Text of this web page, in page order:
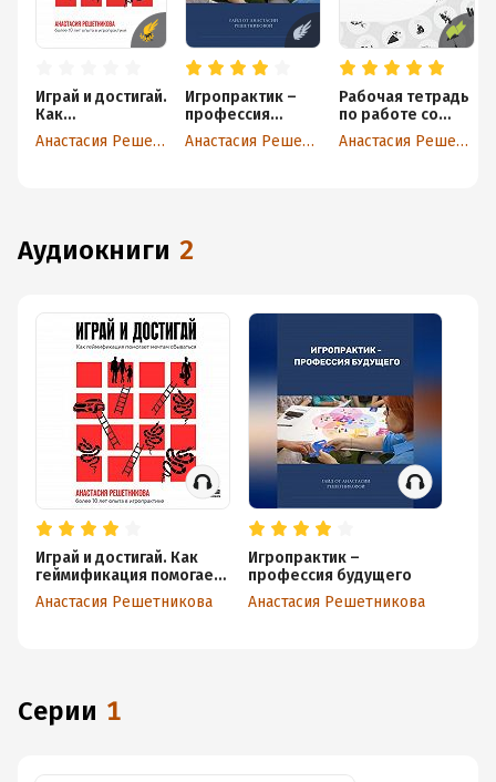
Играй и достигай.
Как
геймификация
помогает мечтам
Анастасия Решетникова
Игропрактик –
профессия
будущего
Анастасия Решетникова
Рабочая тетрадь
по работе со
стрессом
Анастасия Решетникова
аудиокниги 2
Играй и достигай. Как
геймификация помогает
мечтам сбываться
Анастасия Решетникова
Игропрактик –
профессия будущего
Анастасия Решетникова
Серии 1